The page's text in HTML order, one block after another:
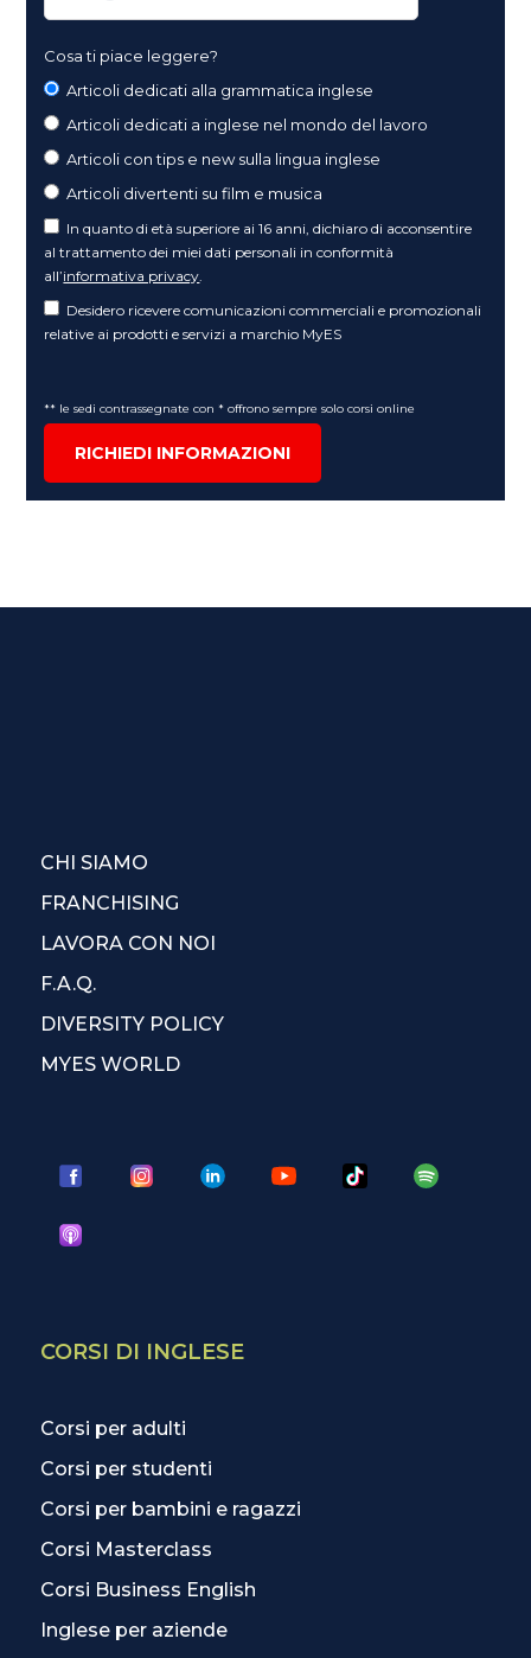
Cosa ti piace leggere?
Articoli dedicati alla grammatica inglese
Articoli dedicati a inglese nel mondo del lavoro
Articoli con tips e new sulla lingua inglese
Articoli divertenti su film e musica
In quanto di età superiore ai 16 anni, dichiaro di acconsentire
al trattamento dei miei dati personali in conformità
all’informativa privacy
Desidero ricevere comunicazioni commerciali e promozionali
relative ai prodotti e servizi a marchio MyES
** le sedi contrassegnate con * offrono sempre solo corsi online
RICHIEDI INFORMAZIONI
CHI SIAMO
FRANCHISING
LAVORA CON NOI
F.A.Q.
DIVERSITY POLICY
MYES WORLD
CORSI DI INGLESE
Corsi per adulti
Corsi per studenti
Corsi per bambini e ragazzi
Corsi Masterclass
Corsi Business English
Inglese per aziende